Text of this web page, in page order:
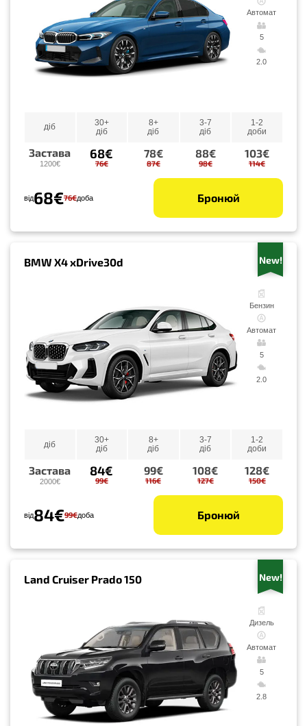
Автомат
5
2.0
діб
30+
діб
8+
діб
3-7
діб
1-2
доби
Застава
1200€
68€
76€
78€
87€
88€
98€
103€
114€
від68€76€доба Бронюй
BMW X4 xDrive30d New!
Бензин
Автомат
5
2.0
діб
30+
діб
8+
діб
3-7
діб
1-2
доби
Застава
2000€
84€
99€
99€
116€
108€
127€
128€
150€
від84€99€доба Бронюй
Land Cruiser Prado 150 New!
Дизель
Автомат
5
2.8